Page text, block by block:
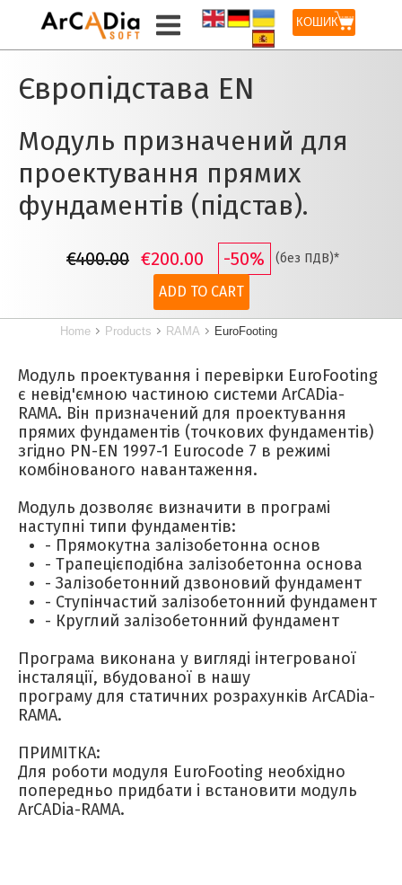
КОШИК
ADD TO CART
(без ПДВ)*
-50%
€200.00
€400.00
Home Products RAMA EuroFooting
Європідстава EN
Модуль призначений для
проектування прямих
фундаментів (підстав).
Модуль проектування і перевірки EuroFooting
є невід'ємною частиною системи ArCADia-
RAMA. Він призначений для проектування
прямих фундаментів (точкових фундаментів)
згідно PN-EN 1997-1 Eurocode 7 в режимі
комбінованого навантаження.
Модуль дозволяє визначити в програмі
наступні типи фундаментів:
- Прямокутна залізобетонна основ
- Трапецієподібна залізобетонна основа
- Залізобетонний дзвоновий фундамент
- Ступінчастий залізобетонний фундамент
- Круглий залізобетонний фундамент
Програма виконана у вигляді інтегрованої
інсталяції, вбудованої в нашу
програму для статичних розрахунків ArCADia-
RAMA.
ПРИМІТКА:
Для роботи модуля EuroFooting необхідно
попередньо придбати і встановити модуль
ArCADia-RAMA.